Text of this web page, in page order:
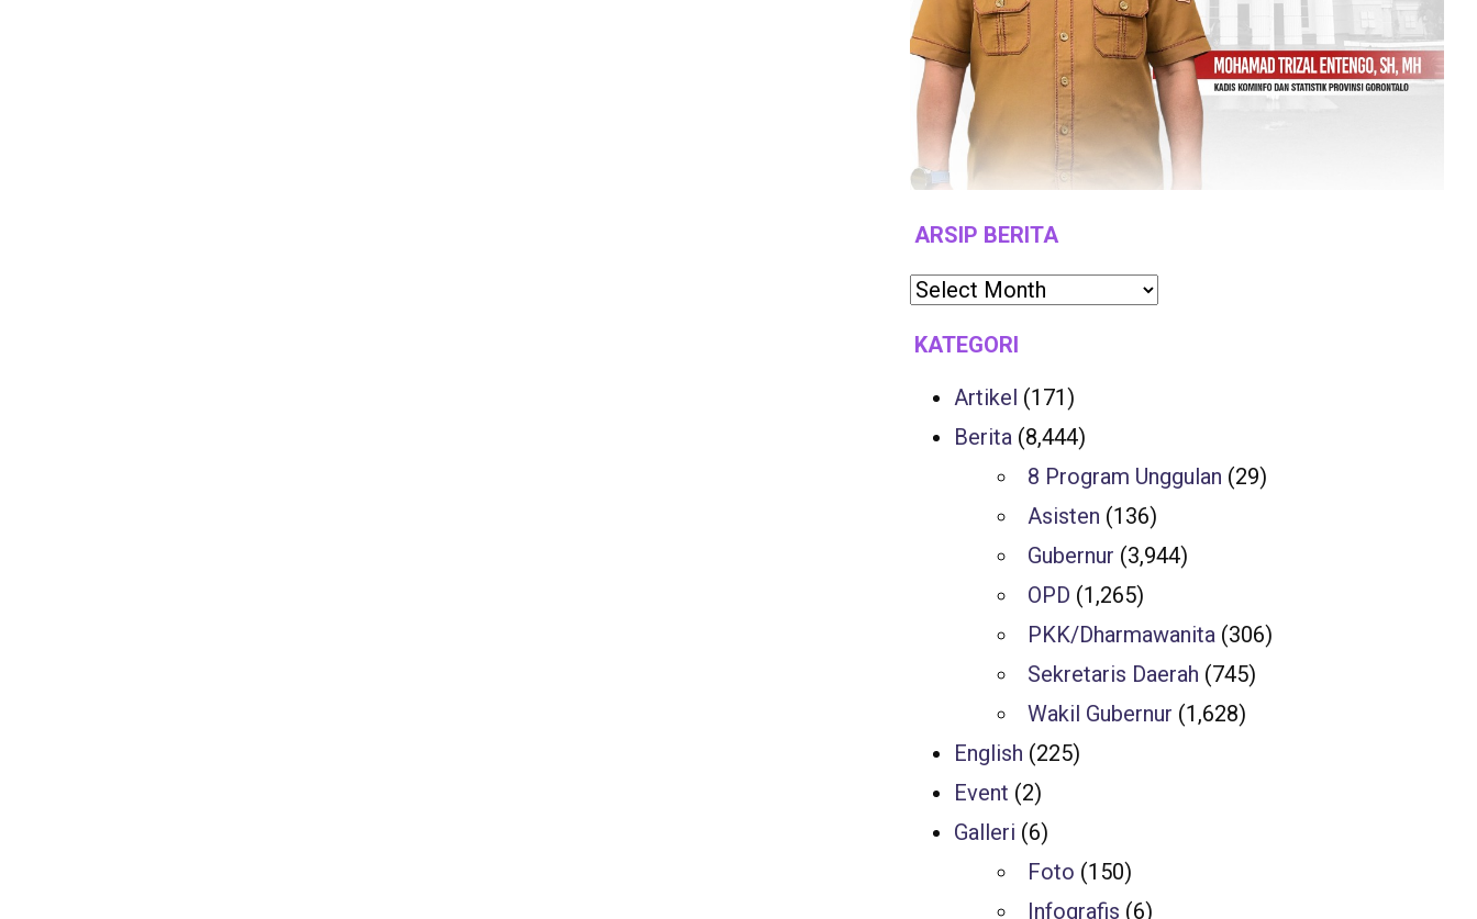
ARSIP BERITA
KATEGORI
Artikel (171)
Berita (8,444)
8 Program Unggulan (29)
Asisten (136)
Gubernur (3,944)
OPD (1,265)
PKK/Dharmawanita (306)
Sekretaris Daerah (745)
Wakil Gubernur (1,628)
English (225)
Event (2)
Galleri (6)
Foto (150)
Infografis (6)